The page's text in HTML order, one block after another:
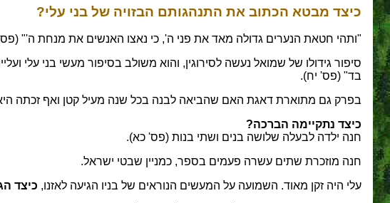
כיצד מבטא הכתוב את התנהגותם הבזויה של בני עלי?
"ותהי חטאת הנערים גדולה מאד את פני ה', כי נאצו האנשים את מנחת ה'" (פס'
סיפור גידולו של שמואל נעשה לסירוגין, והוא משולב בסיפור מעשי בני עלי
בד" (פס' יח).
בפרק גם מתוארת דאגת האם שהביאה לבנה בכל שנה מעיל קטן ואף זכתה
כיצד נתקיימה הברכה?
חנה ילדה לבעלה שלושה בנים ושתי בנות (פס' כא).
חנה מוזכרת שתים עשרה פעמים בספר, כמניין שבטי ישראל.
עלי היה זקן מאוד. השמועה על המעשים הנוראים של בניו הגיעה לאזנו, כיצד